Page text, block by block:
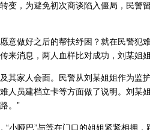
变，为避免初次商谈陷入僵局，民警
意做好之后的帮扶纾困？就在民警犯
消息，两人血样比对成功，刘某姐姐
其家人会面。民警从刘某姐姐作为监
人员建档立卡等方面做了说明。刘某
。”
“小哑巴”与等在门口的姐姐紧紧相拥